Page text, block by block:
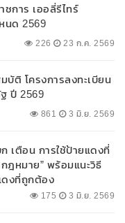
การ เออลี่รีไทร์
นด 2569
226 23 ก.ค. 2569
ติ โครงการลงทะเบียน
ปี 2569
861 3 มิ.ย. 2569
เตือน การใช้ป้ายแดงที่
ฎหมาย” พร้อมแนะวิธี
งที่ถูกต้อง
175 3 มิ.ย. 2569